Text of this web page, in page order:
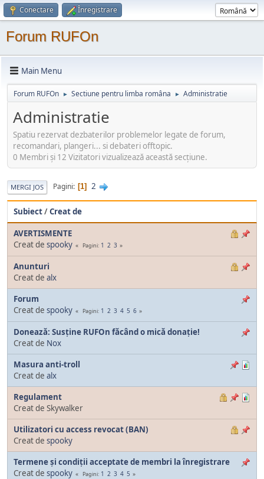
Conectare Înregistrare
Forum RUFOn
Main Menu
Forum RUFOn ► Sectiune pentru limba româna ► Administratie
Administratie
Spatiu rezervat dezbaterilor problemelor legate de forum,
recomandari, plangeri... si debateri offtopic.
0 Membri şi 12 Vizitatori vizualizează această secțiune.
MERGI JOS Pagini 1 2
Subiect/Creat de
AVERTISMENTE
Creat de spooky Pagini 1 2 3
Anunturi
Creat de alx
Forum
Creat de spooky Pagini 1 2 3 4 5 6
Donează: Susține RUFOn făcând o mică donație!
Creat de Nox
Masura anti-troll
Creat de alx
Regulament
Creat de Skywalker
Utilizatori cu access revocat (BAN)
Creat de spooky
Termene și condiții acceptate de membri la înregistrare
Creat de spooky Pagini 1 2 3 4 5